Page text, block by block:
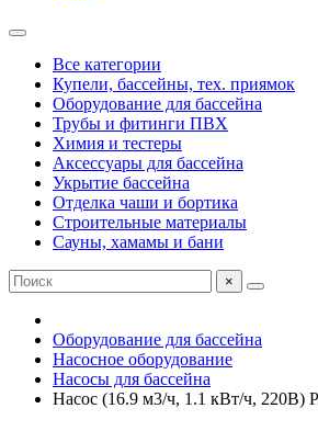
Все категории
Купели, бассейны, тех. приямок
Оборудование для бассейна
Трубы и фитинги ПВХ
Химия и тестеры
Аксессуары для бассейна
Укрытие бассейна
Отделка чаши и бортика
Строительные материалы
Сауны, хамамы и бани
×
Оборудование для бассейна
Насосное оборудование
Насосы для бассейна
Насос (16.9 м3/ч, 1.1 кВт/ч, 220В)